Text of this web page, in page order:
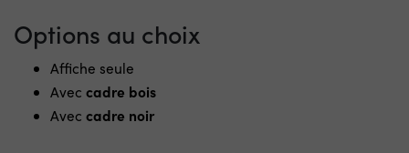
Options au choix
Affiche seule
Avec cadre bois
Avec cadre noir